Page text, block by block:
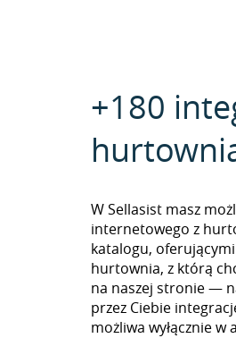
+180
W Sellasist masz
internetowego z
katalogu,
hurtownia, z którą
na naszej stronie —
przez Ciebie
możliwa wyłącznie w